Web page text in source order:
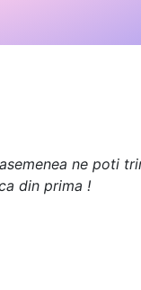
ne poti
din prima !